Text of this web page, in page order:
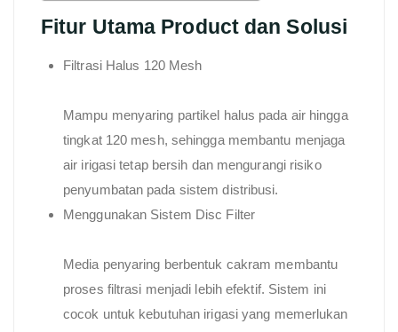
Fitur Utama Product dan Solusi
Filtrasi Halus 120 Mesh
Mampu menyaring partikel halus pada air hingga
tingkat 120 mesh, sehingga membantu menjaga
air irigasi tetap bersih dan mengurangi risiko
penyumbatan pada sistem distribusi.
Menggunakan Sistem Disc Filter
Media penyaring berbentuk cakram membantu
proses filtrasi menjadi lebih efektif. Sistem ini
cocok untuk kebutuhan irigasi yang memerlukan